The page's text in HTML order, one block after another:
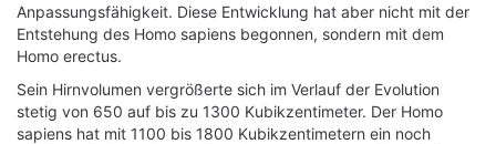
Anpassungsfähigkeit. Diese Entwicklung hat aber nicht mit der
Entstehung des Homo sapiens begonnen, sondern mit dem
Homo erectus.
Sein Hirnvolumen vergrößerte sich im Verlauf der Evolution
stetig von 650 auf bis zu 1300 Kubikzentimeter. Der Homo
sapiens hat mit 1100 bis 1800 Kubikzentimetern ein noch